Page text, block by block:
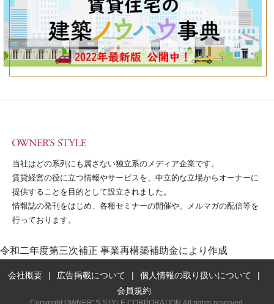
当社はどの系列にも属さない独立系のメディア企業です。
賃貸経営の役に立つ情報やサービスを、中立的な立場からオーナーに
提供することを目的として設立されました。
情報誌の発刊をはじめ、各種セミナーの開催や、メルマガの配信等を
行っております。
令和二年度第三次補正 事業再構築補助金により作成
会社概要 広告掲載について
個人情報の取り扱いについて
会員規約